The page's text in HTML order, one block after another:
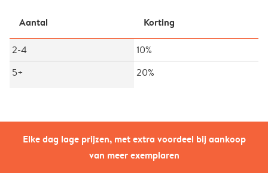
Elke dag lage prijzen, met extra voordeel bij aankoop
van meer exemplaren
Aantal Korting
2-4
10%
5+
20%